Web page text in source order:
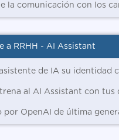
la comunicación con los
a RRHH - AI Assistant
de IA su identidad
al AI Assistant con
por OpenAI de última